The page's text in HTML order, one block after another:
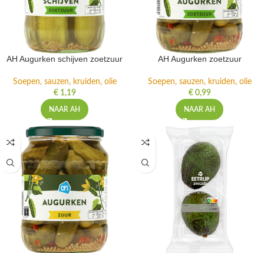
AH Augurken schijven zoetzuur
Soepen, sauzen, kruiden, olie
€1,19
NAAR AH
AH Augurken zoetzuur
Soepen, sauzen, kruiden, olie
€0,99
NAAR AH